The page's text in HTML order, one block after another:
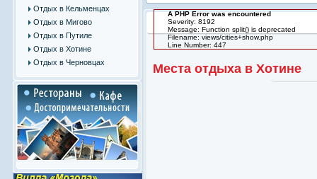
Отдых в Кельменцах
Отдых в Мигово
Отдых в Путиле
Отдых в Хотине
Отдых в Черновцах
A PHP Error was encountered
Severity: 8192
Message: Function split() is deprecated
Filename: views/cities+show.php
Line Number: 447
Места отдыха в Хотине